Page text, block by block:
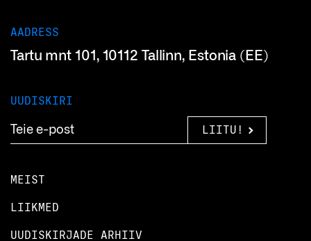
AADRESS
Tartu mnt 101, 10112 Tallinn, Estonia (EE)
UUDISKIRI
LIITU!
MEIST
LIIKMED
UUDISKIRJADE ARHIIV